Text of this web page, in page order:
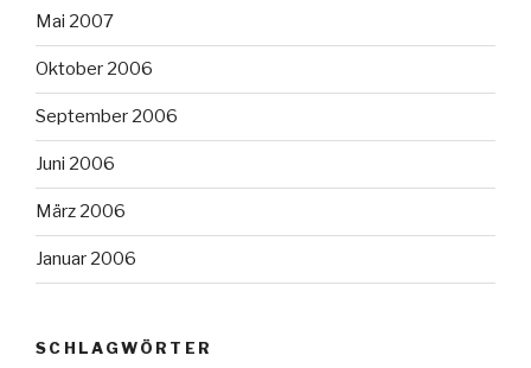
Mai 2007
Oktober 2006
September 2006
Juni 2006
März 2006
Januar 2006
SCHLAGWÖRTER